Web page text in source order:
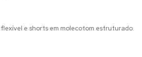
flexível e shorts em molecotom estruturado.